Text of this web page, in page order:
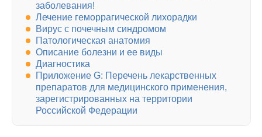
заболевания!
Лечение геморрагической лихорадки
Вирус с почечным синдромом
Патологическая анатомия
Описание болезни и ее виды
Диагностика
Приложение G: Перечень лекарственных
препаратов для медицинского применения,
зарегистрированных на территории
Российской Федерации